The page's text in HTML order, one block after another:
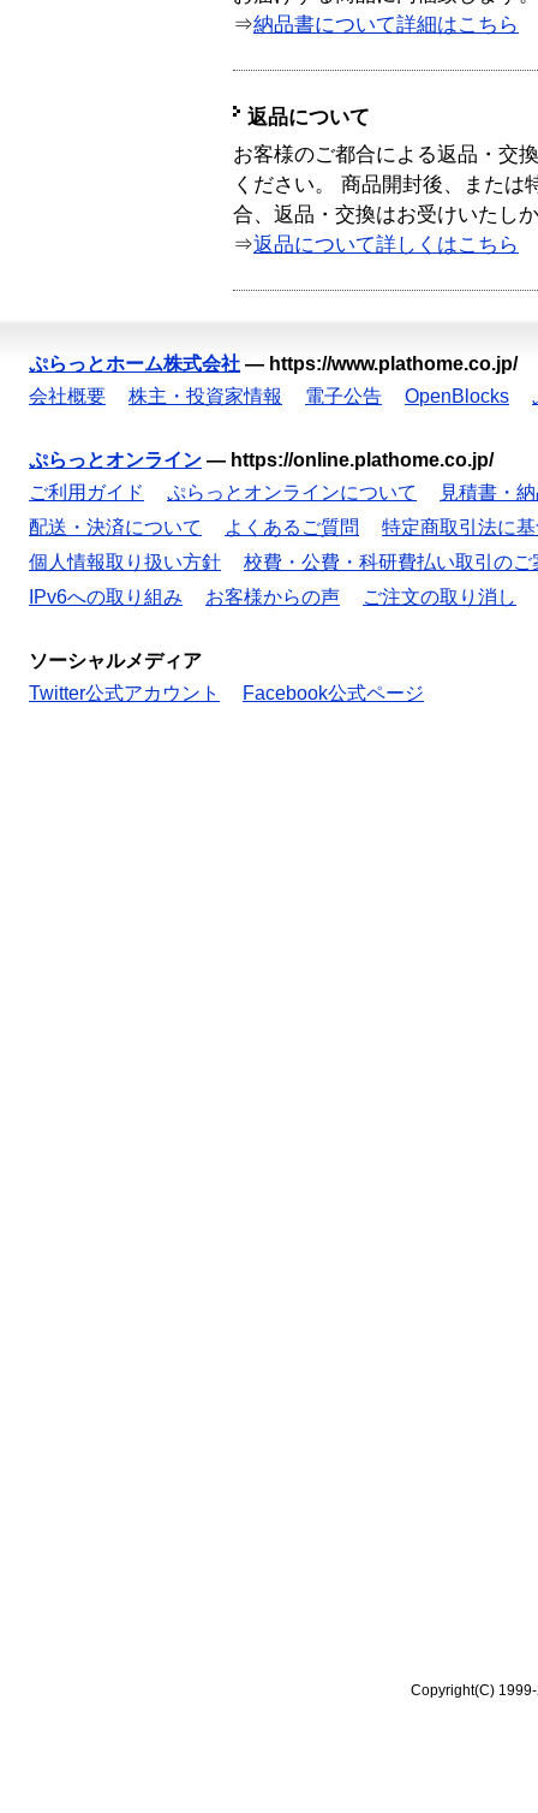
⇒納品書について詳細はこちら
返品について
お客様のご都合による返品・交
ください。 商品開封後、または
合、返品・交換はお受けいたし
⇒返品について詳しくはこちら
ぷらっとホーム株式会社 — https://www.plathome.co.jp/
会社概要
株主・投資家情報 電子公告 OpenBlocks
ぷらっとオンライン — https://online.plathome.co.jp/
ご利用ガイド
ぷらっとオンラインについて
見積書・
配送・決済について
よくあるご質問
特定商取引法に
個人情報取り扱い方針
校費・公費・科研費払い取引のご
IPv6への取り組み
お客様からの声 ご注文の取り消し
ソーシャルメディア
Twitter公式アカウント
Facebook公式ページ
Copyright(C)